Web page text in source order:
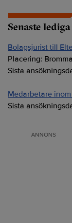
Senaste
Bolagsjurist till
Placering:
Sista
Medarbetare
Sista
ANNONS